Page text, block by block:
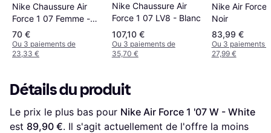
Nike Chaussure Air
Force 1 07 Femme -
Gris
70 €
Ou 3 paiements de
23,33 €
Nike Chaussure Air
Force 1 07 LV8 - Blanc
107,10 €
Ou 3 paiements de
35,70 €
Nike Air Force
Noir
83,99 €
Ou 3 paiements
27,99 €
Détails du produit
Le prix le plus bas pour Nike Air Force 1 '07 W - White
est 89,90 €. Il s'agit actuellement de l'offre la moins